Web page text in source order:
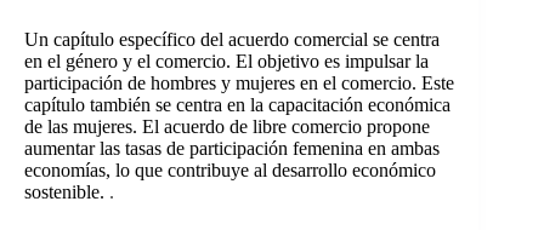
Un capítulo específico del acuerdo comercial se centra
en el género y el comercio. El objetivo es impulsar la
participación de hombres y mujeres en el comercio. Este
capítulo también se centra en la capacitación económica
de las mujeres. El acuerdo de libre comercio propone
aumentar las tasas de participación femenina en ambas
economías, lo que contribuye al desarrollo económico
sostenible. .